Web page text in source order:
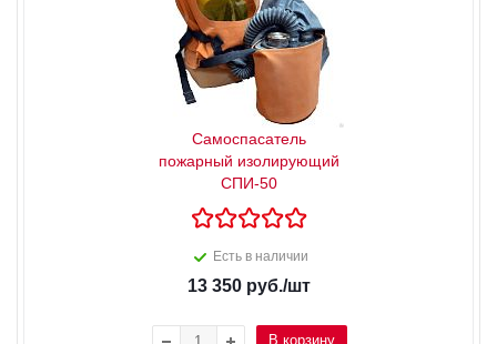
Самоспасатель
пожарный изолирующий
СПИ-50
Есть в наличии
13 350 руб./шт
В корзину